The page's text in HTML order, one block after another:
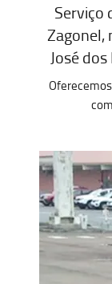
Serviço
Zagonel,
José